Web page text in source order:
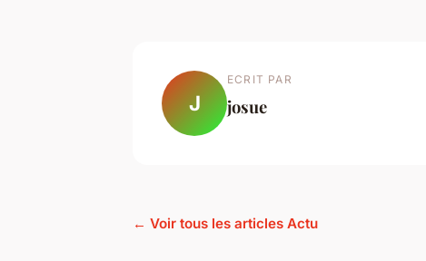
J
ECRIT PAR
josue
← Voir tous les articles Actu